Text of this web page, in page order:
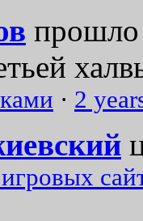
прошло
· 2